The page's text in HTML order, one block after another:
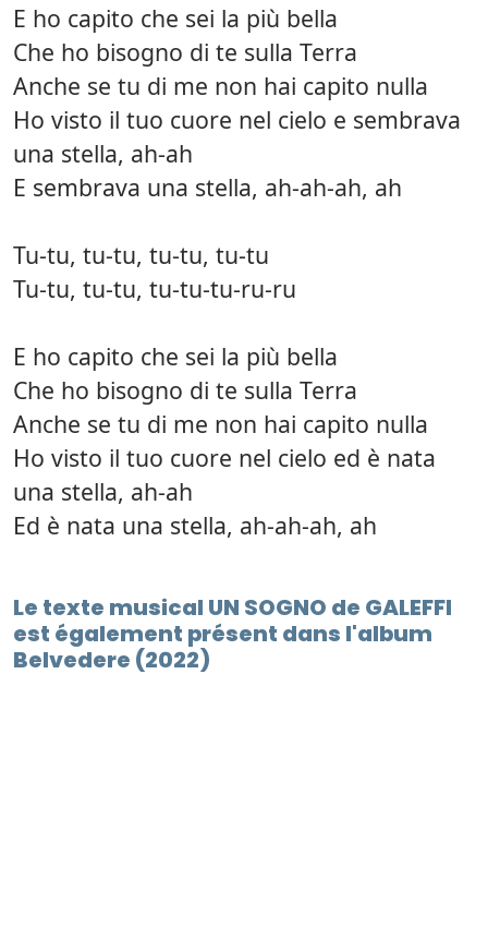
E ho capito che sei la più bella
Che ho bisogno di te sulla Terra
Anche se tu di me non hai capito nulla
Ho visto il tuo cuore nel cielo e sembrava
una stella, ah-ah
E sembrava una stella, ah-ah-ah, ah
Tu-tu, tu-tu, tu-tu, tu-tu
Tu-tu, tu-tu, tu-tu-tu-ru-ru
E ho capito che sei la più bella
Che ho bisogno di te sulla Terra
Anche se tu di me non hai capito nulla
Ho visto il tuo cuore nel cielo ed è nata
una stella, ah-ah
Ed è nata una stella, ah-ah-ah, ah
Le texte musical UN SOGNO de GALEFFI
est également présent dans l'album
Belvedere (2022)